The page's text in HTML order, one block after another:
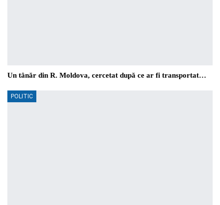
Un tânăr din R. Moldova, cercetat după ce ar fi transportat…
POLITIC